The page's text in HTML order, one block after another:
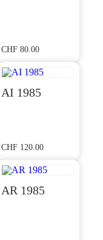
CHF80.00
AI 1985
CHF120.00
AR 1985